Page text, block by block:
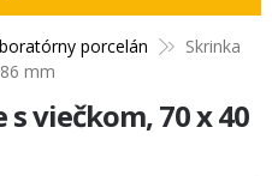
porcelán
Skrinka
mm
viečkom, 70 x 40